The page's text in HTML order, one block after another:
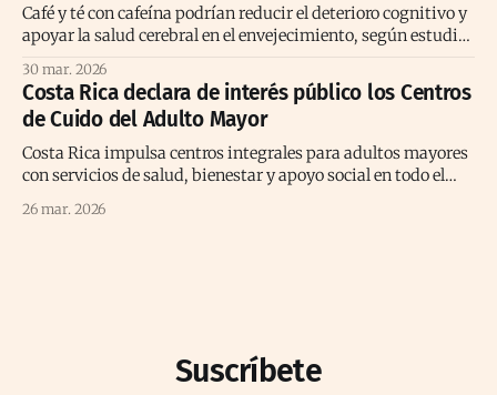
Café y té con cafeína podrían reducir el deterioro cognitivo y
apoyar la salud cerebral en el envejecimiento, según estudio
30 mar. 2026
Costa Rica declara de interés público los Centros
de Cuido del Adulto Mayor
Costa Rica impulsa centros integrales para adultos mayores
con servicios de salud, bienestar y apoyo social en todo el
26 mar. 2026
Suscríbete